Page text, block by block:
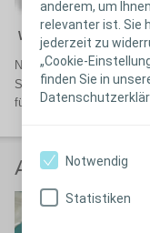
anderem, um
relevanter ist. Sie
jederzeit zu
„Cookie-
finden Sie in
Notwendig
Statistiken
Wundumgebende Haut:
Nach Wundreinigung
Silicone versorgt. Der
für ein adäquates